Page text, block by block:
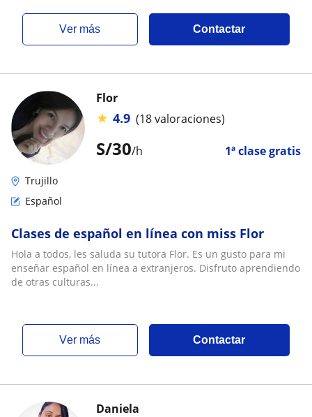
ver más Contactar
S/30/h 1ª clase gratis
Flor
★ 4.9 (18 valoraciones)
Trujillo
Español
Clases de español en línea con miss Flor
Hola a todos, les saluda su tutora Flor. Es un gusto para mi
enseñar español en línea a extranjeros. Disfruto aprendiendo
de otras culturas...
ver más Contactar
Daniela